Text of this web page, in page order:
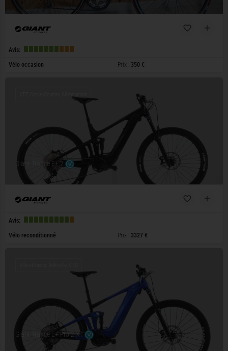
Avis:
Vélo occasion Prix : 350 €
Giant Trance E+ 2
Avis:
Vélo reconditionné Prix : 3327 €
Giant Trance E+ Pro 2 XT